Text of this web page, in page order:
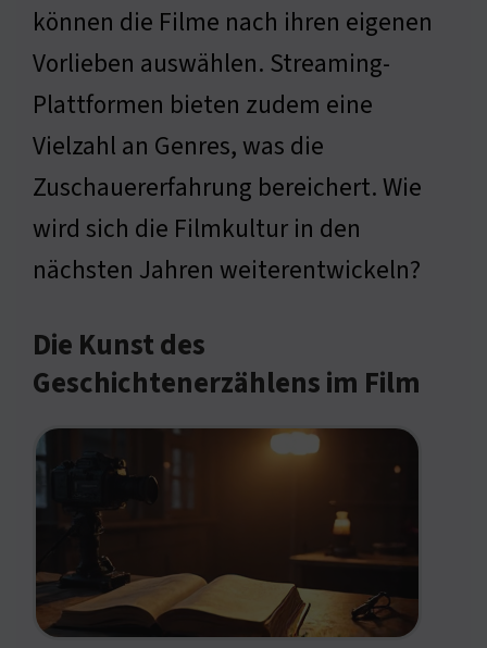
können die Filme nach ihren eigenen
Vorlieben auswählen. Streaming-
Plattformen bieten zudem eine
Vielzahl an Genres, was die
Zuschauererfahrung bereichert. Wie
wird sich die Filmkultur in den
nächsten Jahren weiterentwickeln?
Die Kunst des
Geschichtenerzählens im Film